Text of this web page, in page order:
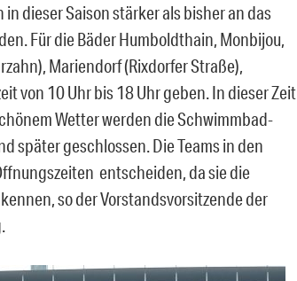
dieser Saison stärker als bisher an das
Für die Bäder Humboldthain, Monbijou,
Mariendorf (Rixdorfer Straße),
von 10 Uhr bis 18 Uhr geben. In dieser Zeit
Wetter werden die Schwimmbad-
später geschlossen. Die Teams in den
entscheiden, da sie die
so der Vorstandsvorsitzende der